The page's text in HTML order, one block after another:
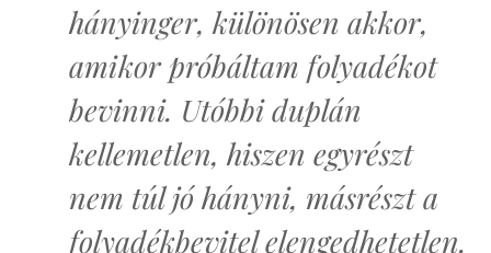
hányinger, különösen akkor,
amikor próbáltam folyadékot
bevinni. Utóbbi duplán
kellemetlen, hiszen egyrészt
nem túl jó hányni, másrészt a
folyadékbevitel elengedhetetlen.